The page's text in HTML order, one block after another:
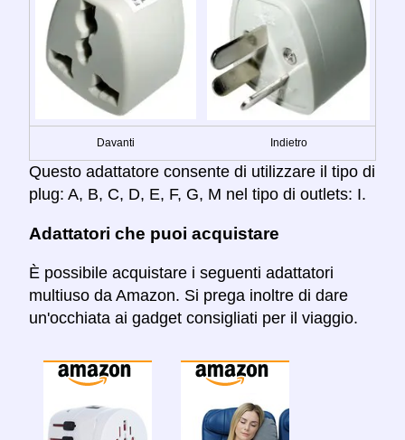
Davanti Indietro
Questo adattatore consente di utilizzare il tipo di
plug: A, B, C, D, E, F, G, M nel tipo di outlets: I.
Adattatori che puoi acquistare
È possibile acquistare i seguenti adattatori
multiuso da Amazon. Si prega inoltre di dare
un'occhiata ai gadget consigliati per il viaggio.